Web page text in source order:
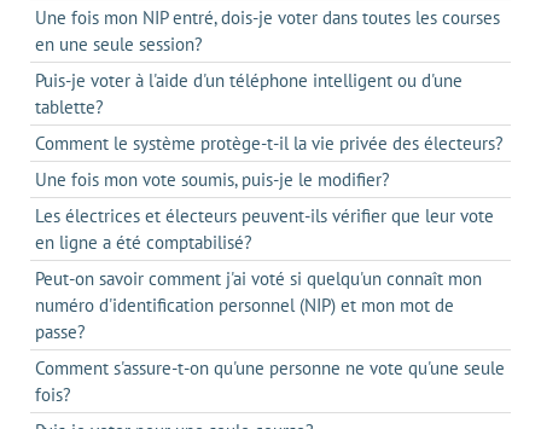
Une fois mon NIP entré, dois-je voter dans toutes les courses
en une seule session?
Puis-je voter à l'aide d'un téléphone intelligent ou d'une
tablette?
Comment le système protège-t-il la vie privée des électeurs?
Une fois mon vote soumis, puis-je le modifier?
Les électrices et électeurs peuvent-ils vérifier que leur vote
en ligne a été comptabilisé?
Peut-on savoir comment j'ai voté si quelqu'un connaît mon
numéro d'identification personnel (NIP) et mon mot de
passe?
Comment s'assure-t-on qu'une personne ne vote qu'une seule
fois?